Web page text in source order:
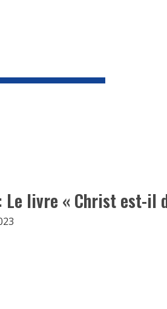
livre « Christ est-il